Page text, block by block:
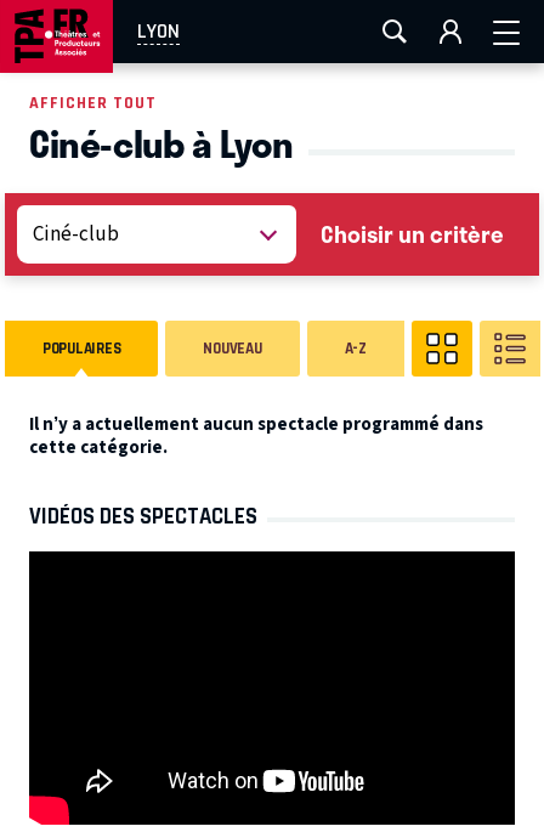
LYON
AIX-MARSEILLE LA ROCHELLE
EN TOURNÉE
AFFICHER TOUT
Ciné-club à Lyon
Choisir un critère
POPULAIRES NOUVEAU A-Z
Il n’y a actuellement aucun spectacle programmé dans
cette catégorie.
VIDÉOS DES SPECTACLES